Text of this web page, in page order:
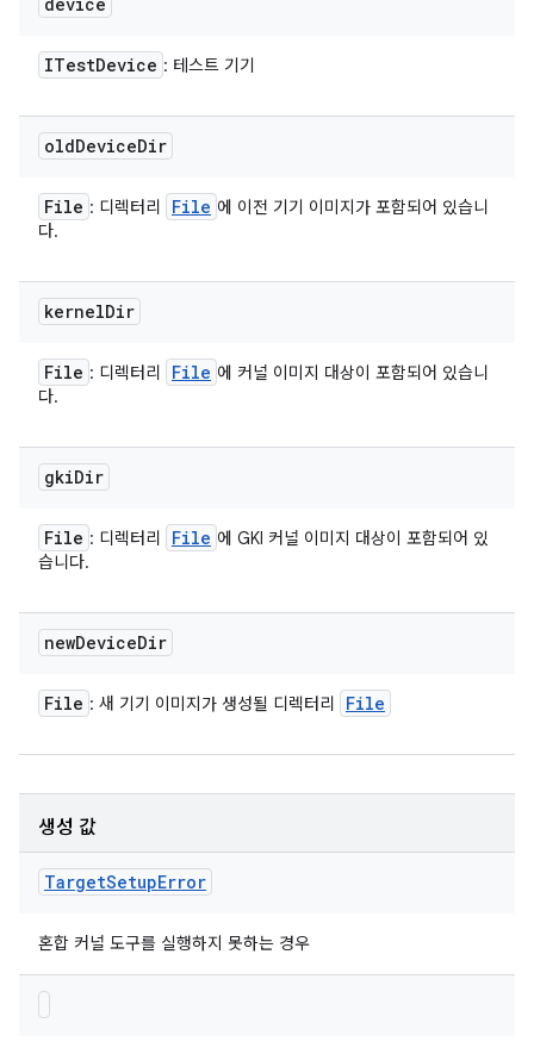
ITestDevice : 테스트 기기
oldDeviceDir
File : 디렉터리 File 에 이전 기기 이미지가 포함되어 있습니
다.
kernelDir
File : 디렉터리 File 에 커널 이미지 대상이 포함되어 있습니
다.
gkiDir
File : 디렉터리 File 에 GKI 커널 이미지 대상이 포함되어 있
습니다.
newDeviceDir
File : 새 기기 이미지가 생성될 디렉터리 File
생성 값
TargetSetupError
혼합 커널 도구를 실행하지 못하는 경우